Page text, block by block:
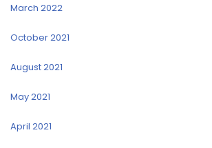
March 2022
October 2021
August 2021
May 2021
April 2021